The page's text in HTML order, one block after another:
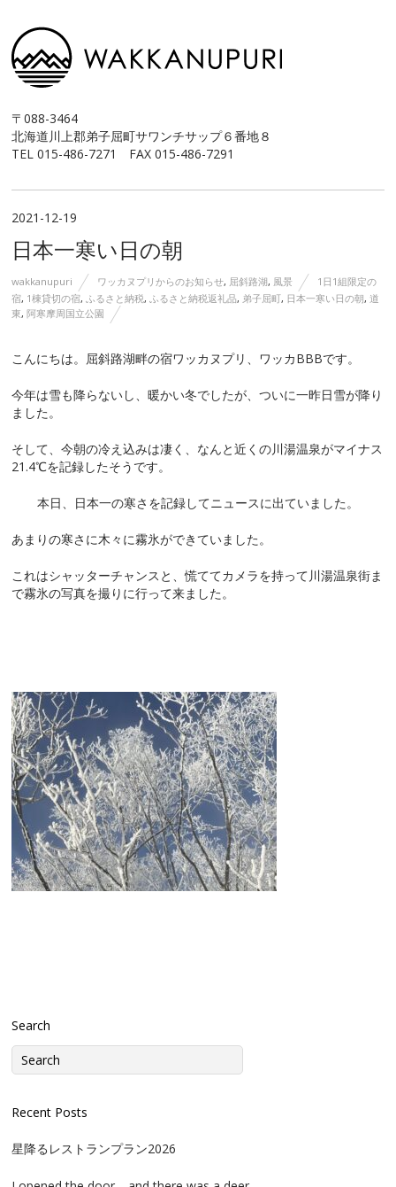
〒088-3464
北海道川上郡弟子屈町サワンチサップ６番地８
TEL 015-486-7271 FAX 015-486-7291
2021-12-19
日本一寒い日の朝
wakkanupuri ワッカヌプリからのお知らせ, 屈斜路湖, 風景
1日1組限定の
宿, 1棟貸切の宿,ふるさと納税,ふるさと納税返礼品, 弟子屈町, 日本一寒い日の朝,道
東,阿寒摩周国立公園
こんにちは。屈斜路湖畔の宿ワッカヌプリ、ワッカBBBです。
今年は雪も降らないし、暖かい冬でしたが、ついに一昨日雪が降り
ました。
そして、今朝の冷え込みは凄く、なんと近くの川湯温泉がマイナス
21.4℃を記録したそうです。
本日、日本一の寒さを記録してニュースに出ていました。
あまりの寒さに木々に霧氷ができていました。
これはシャッターチャンスと、慌ててカメラを持って川湯温泉街ま
で霧氷の写真を撮りに行って来ました。
Search
Recent Posts
星降るレストランプラン2026